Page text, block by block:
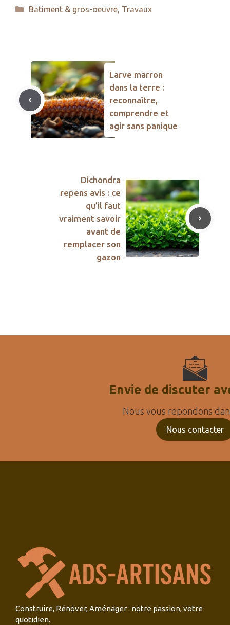
Catégories
Batiment & gros-oeuvre, Travaux
Larve marron
dans la terre :
reconnaître,
comprendre et
agir sans panique
Dichondra
repens avis : ce
qu’il faut
vraiment savoir
avant de
remplacer son
gazon
Envie de discuter
Nous vous repondons
Nous contacter
Construire, Rénover, Aménager : notre passion, votre
quotidien.